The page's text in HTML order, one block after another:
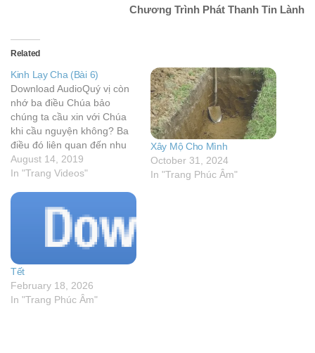
Chương Trình Phát Thanh Tin Lành
Related
Kinh Lạy Cha (Bài 6)
Download AudioQuý vị còn
nhớ ba điều Chúa bảo
chúng ta cầu xin với Chúa
khi cầu nguyện không? Ba
điều đó liên quan đến nhu
cầu vật chất, nhu cầu tâm
linh và nhu cầu được bảo
chất, Chúa bảo chúng ta
August 14, 2019
In "Trang Videos"
Xây Mộ Cho Mình
October 31, 2024
In "Trang Phúc Âm"
Tết
February 18, 2026
In "Trang Phúc Âm"